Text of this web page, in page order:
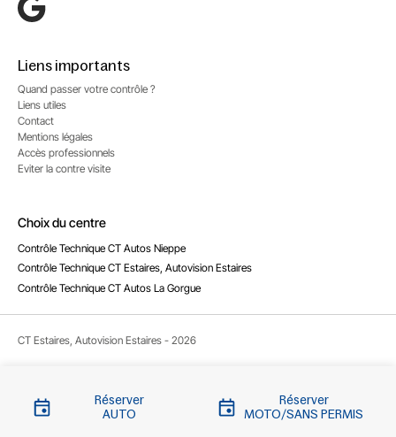
Liens importants
Quand passer votre contrôle ?
Liens utiles
Contact
Mentions légales
Accès professionnels
Eviter la contre visite
Choix du centre
Contrôle Technique CT Autos Nieppe
Contrôle Technique CT Estaires, Autovision Estaires
Contrôle Technique CT Autos La Gorgue
CT Estaires, Autovision Estaires - 2026
Réserver
AUTO
Réserver
MOTO/SANS PERMIS